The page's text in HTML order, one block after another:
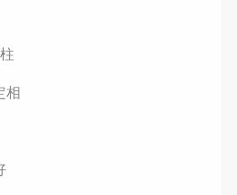
相